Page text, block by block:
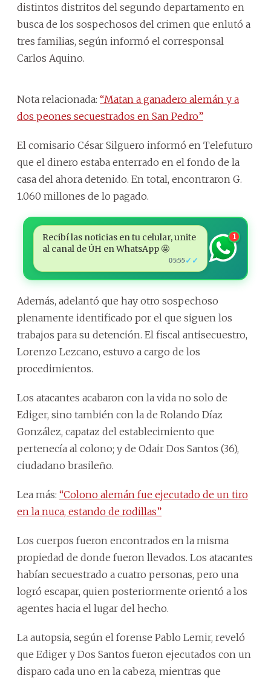
distintos distritos del segundo departamento en
busca de los sospechosos del crimen que enlutó a
tres familias, según informó el corresponsal
Carlos Aquino.
Nota relacionada: “Matan a ganadero alemán y a
dos peones secuestrados en San Pedro”
El comisario César Silguero informó en Telefuturo
que el dinero estaba enterrado en el fondo de la
casa del ahora detenido. En total, encontraron G.
1.060 millones de lo pagado.
Recibí las noticias en tu celular, unite
al canal de ÚH en WhatsApp 🤩
05:55✓✓
1
Además, adelantó que hay otro sospechoso
plenamente identificado por el que siguen los
trabajos para su detención. El fiscal antisecuestro,
Lorenzo Lezcano, estuvo a cargo de los
procedimientos.
Los atacantes acabaron con la vida no solo de
Ediger, sino también con la de Rolando Díaz
González, capataz del establecimiento que
pertenecía al colono; y de Odair Dos Santos (36),
ciudadano brasileño.
Lea más: “Colono alemán fue ejecutado de un tiro
en la nuca, estando de rodillas”
Los cuerpos fueron encontrados en la misma
propiedad de donde fueron llevados. Los atacantes
habían secuestrado a cuatro personas, pero una
logró escapar, quien posteriormente orientó a los
agentes hacia el lugar del hecho.
La autopsia, según el forense Pablo Lemir, reveló
que Ediger y Dos Santos fueron ejecutados con un
disparo cada uno en la cabeza, mientras que